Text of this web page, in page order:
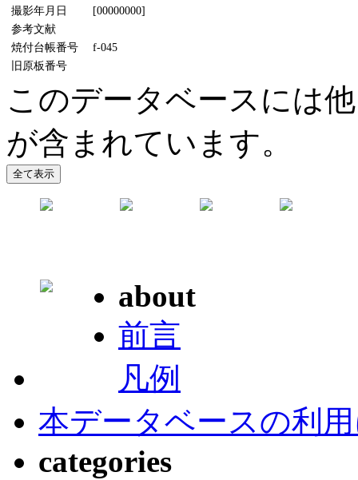
撮影年月日
[00000000]
参考文献
焼付台帳番号
f-045
旧原板番号
このデータベースには
が含まれています。
about
前言
凡例
本データベースの利
categories